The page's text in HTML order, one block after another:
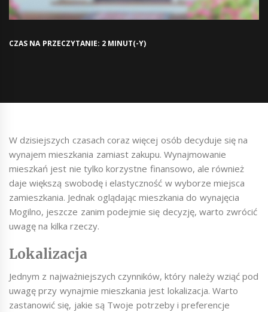
CZAS NA PRZECZYTANIE: 2 MINUT(-Y)
W dzisiejszych czasach coraz więcej osób decyduje się na
wynajem mieszkania zamiast zakupu. Wynajmowanie
mieszkań jest nie tylko korzystne finansowo, ale również
daje większą swobodę i elastyczność w wyborze miejsca
zamieszkania. Jednak oglądając mieszkania do wynajęcia
Mogilno, jeszcze zanim podejmie się decyzję, warto zwrócić
uwagę na kilka rzeczy.
Lokalizacja
Jednym z najważniejszych czynników, który należy wziąć pod
uwagę przy wynajmie mieszkania jest lokalizacja. Warto
zastanowić się, jakie są Twoje potrzeby i preferencje